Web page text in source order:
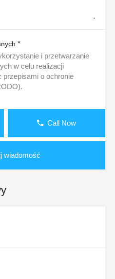
*
i przetwarzanie
w celu realizacji
przepisami o ochronie
Call Now
wiadomość